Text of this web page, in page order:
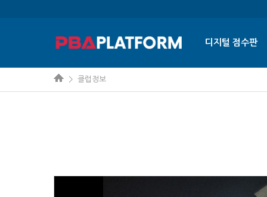
디지털 점수판
> 클럽정보